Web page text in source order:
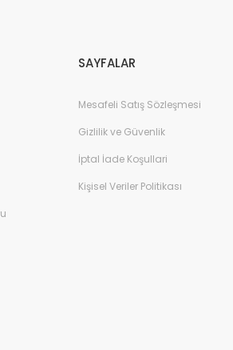
SAYFALAR
Mesafeli Satış Sözleşmesi
Gizlilik ve Güvenlik
İptal İade Koşullari
Kişisel Veriler Politikası